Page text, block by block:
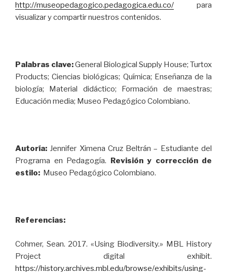
http://museopedagogico.pedagogica.edu.co/ para
visualizar y compartir nuestros contenidos.
Palabras clave:General Biological Supply House; Turtox
Products; Ciencias biológicas; Química; Enseñanza de la
biología; Material didáctico; Formación de maestras;
Educación media; Museo Pedagógico Colombiano.
Autoría: Jennifer Ximena Cruz Beltrán – Estudiante del
Programa en Pedagogía. Revisión y corrección de
estilo: Museo Pedagógico Colombiano.
Referencias:
Cohmer, Sean. 2017. «Using Biodiversity.» MBL History
Project digital exhibit.
https://history.archives.mbl.edu/browse/exhibits/using-